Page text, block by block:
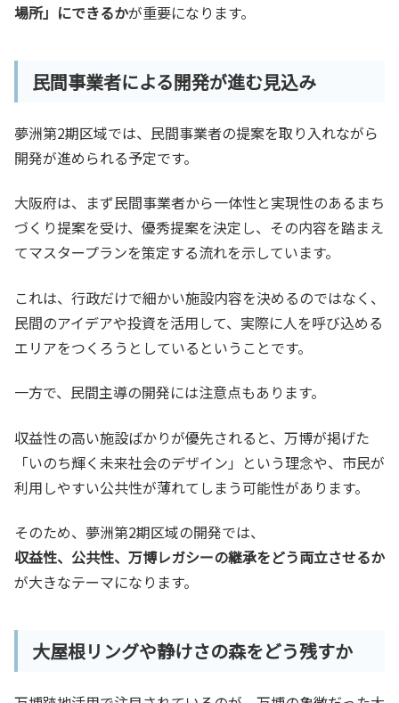
場所」にできるかが重要になります。
民間事業者による開発が進む見込み
夢洲第2期区域では、民間事業者の提案を取り入れながら
開発が進められる予定です。
大阪府は、まず民間事業者から一体性と実現性のあるまち
づくり提案を受け、優秀提案を決定し、その内容を踏まえ
てマスタープランを策定する流れを示しています。
これは、行政だけで細かい施設内容を決めるのではなく、
民間のアイデアや投資を活用して、実際に人を呼び込める
エリアをつくろうとしているということです。
一方で、民間主導の開発には注意点もあります。
収益性の高い施設ばかりが優先されると、万博が掲げた
「いのち輝く未来社会のデザイン」という理念や、市民が
利用しやすい公共性が薄れてしまう可能性があります。
そのため、夢洲第2期区域の開発では、
収益性、公共性、万博レガシーの継承をどう両立させるか
が大きなテーマになります。
大屋根リングや静けさの森をどう残すか